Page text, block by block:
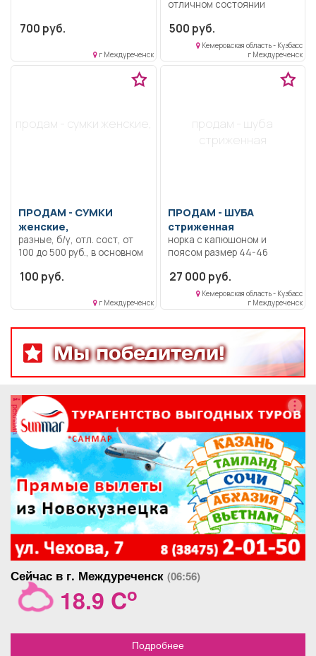
700 руб.
г Междуреченск
отличном состоянии
500 руб.
Кемеровская область - Кузбасс
г Междуреченск
продам - сумки женские,
ПРОДАМ - СУМКИ
женские,
разные, б/у, отл. сост, от
100 до 500 руб., в основном
100 руб.
г Междуреченск
продам - шуба
стриженная
ПРОДАМ - ШУБА
стриженная
норка с капюшоном и
поясом размер 44-46
27 000 руб.
Кемеровская область - Кузбасс
г Междуреченск
Мы победители!
реклама
Сейчас в г. Междуреченск (06:56)
18.9 Co
Подробнее